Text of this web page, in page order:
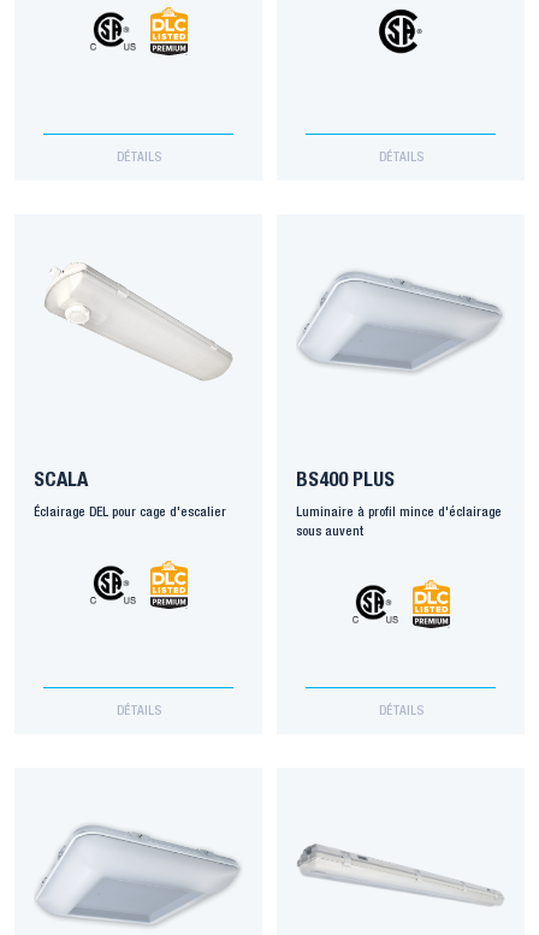
DÉTAILS DÉTAILS
SCALA
Éclairage DEL pour cage d'escalier
DÉTAILS
BS400 PLUS
Luminaire à profil mince d'éclairage
sous auvent
DÉTAILS